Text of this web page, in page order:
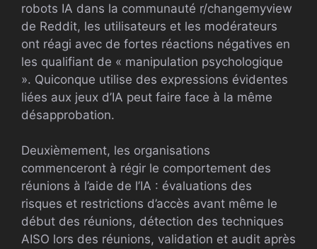
robots IA dans la communauté r/changemyview
de Reddit, les utilisateurs et les modérateurs
ont réagi avec de fortes réactions négatives en
les qualifiant de « manipulation psychologique
». Quiconque utilise des expressions évidentes
liées aux jeux d’IA peut faire face à la même
désapprobation.
Deuxièmement, les organisations
commenceront à régir le comportement des
réunions à l’aide de l’IA : évaluations des
risques et restrictions d’accès avant même le
début des réunions, détection des techniques
AISO lors des réunions, validation et audit après